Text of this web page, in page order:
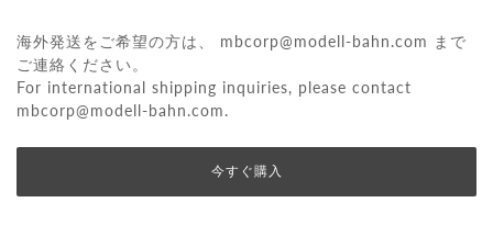
海外発送をご希望の方は、 mbcorp@modell-bahn.com まで
ご連絡ください。
For international shipping inquiries, please contact
mbcorp@modell-bahn.com.
今すぐ購入